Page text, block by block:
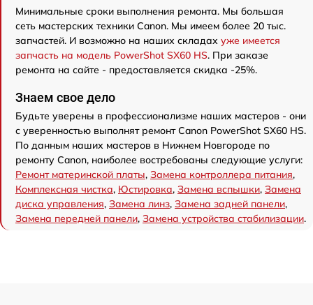
Минимальные сроки выполнения ремонта. Мы большая
сеть мастерских техники Canon. Мы имеем более 20 тыс.
запчастей. И возможно на наших складах уже имеется
запчасть на модель PowerShot SX60 HS. При заказе
ремонта на сайте - предоставляется скидка -25%.
Знаем свое дело
Будьте уверены в профессионализме наших мастеров - они
с уверенностью выполнят ремонт Canon PowerShot SX60 HS.
По данным наших мастеров в Нижнем Новгороде по
ремонту Canon, наиболее востребованы следующие услуги:
Ремонт материнской платы, Замена контроллера питания,
Комплексная чистка, Юстировка, Замена вспышки, Замена
диска управления, Замена линз, Замена задней панели,
Замена передней панели, Замена устройства стабилизации.